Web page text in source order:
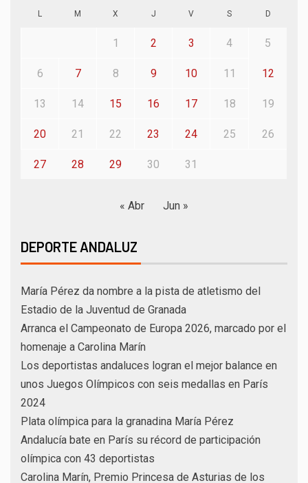
L M X J V S D
1 2 3 4 5
6 7 8 9 10 11 12
13 14 15 16 17 18 19
20 21 22 23 24 25 26
27 28 29 30 31
« Abr Jun »
DEPORTE ANDALUZ
María Pérez da nombre a la pista de atletismo del
Estadio de la Juventud de Granada
Arranca el Campeonato de Europa 2026, marcado por el
homenaje a Carolina Marín
Los deportistas andaluces logran el mejor balance en
unos Juegos Olímpicos con seis medallas en París
2024
Plata olímpica para la granadina María Pérez
Andalucía bate en París su récord de participación
olímpica con 43 deportistas
Carolina Marín, Premio Princesa de Asturias de los